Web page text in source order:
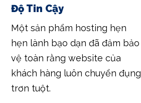
Độ Tin Cậy
Một sản phẩm hosting hẹn
hẹn lành bạo dạn đã đảm bảo
vệ toàn rằng website của
khách hàng luôn chuyển đụng
trơn tuột.